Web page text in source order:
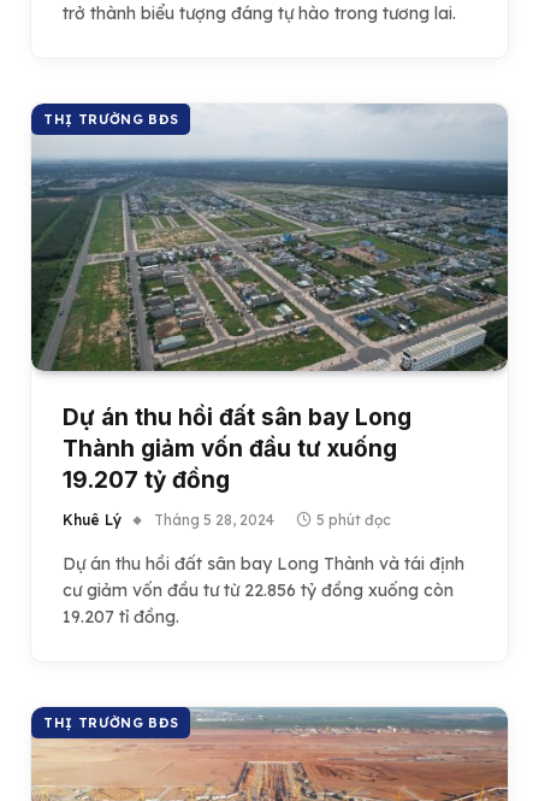
trở thành biểu tượng đáng tự hào trong tương lai.
THỊ TRƯỜNG BĐS
Dự án thu hồi đất sân bay Long
Thành giảm vốn đầu tư xuống
19.207 tỷ đồng
Khuê Lý Tháng 5 28, 2024 5 phút đọc
Dự án thu hồi đất sân bay Long Thành và tái định
cư giảm vốn đầu tư từ 22.856 tỷ đồng xuống còn
19.207 tỉ đồng.
THỊ TRƯỜNG BĐS